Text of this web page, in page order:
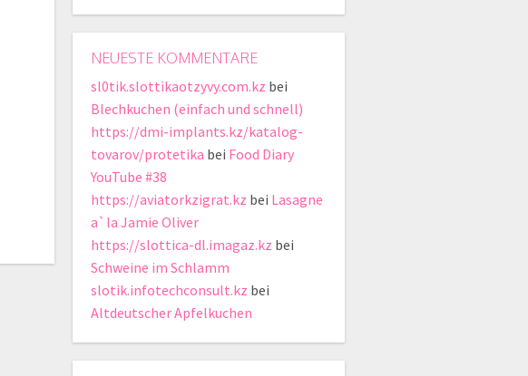
NEUESTE KOMMENTARE
sl0tik.slottikaotzyvy.com.kz bei
Blechkuchen (einfach und schnell)
https://dmi-implants.kz/katalog-
tovarov/protetika bei Food Diary
YouTube #38
https://aviatorkzigrat.kz bei Lasagne
a`la Jamie Oliver
https://slottica-dl.imagaz.kz bei
Schweine im Schlamm
slotik.infotechconsult.kz bei
Altdeutscher Apfelkuchen